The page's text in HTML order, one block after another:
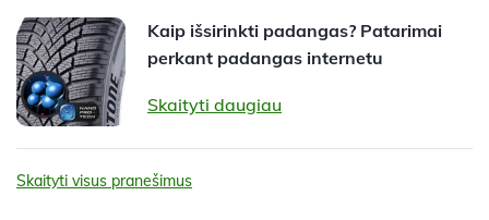
Kaip išsirinkti padangas? Patarimai
perkant padangas internetu
Skaityti daugiau
Skaityti visus pranešimus